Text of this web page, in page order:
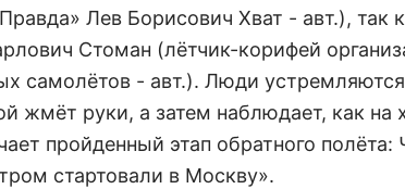
Лев Борисович Хват - авт.), так
Стоман (лётчик-корифей
самолётов - авт.). Люди
жмёт руки, а затем наблюдает, как на
пройденный этап обратного полёта:
стартовали в Москву».